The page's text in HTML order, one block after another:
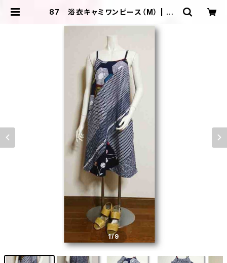
87 浴衣キャミワンピース（M） | ＩＬ
1/9